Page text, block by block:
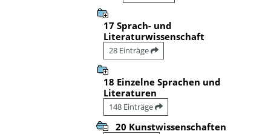
17 Sprach- und
Literaturwissenschaft
28 Einträge
18 Einzelne Sprachen und
Literaturen
148 Einträge
20 Kunstwissenschaften